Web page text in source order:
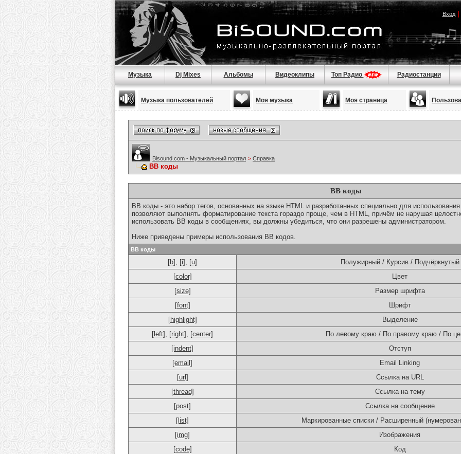
Вход|
Музыка Dj Mixes Альбомы Видеоклипы Топ Радио Радиостанции
Музыка пользователей Моя музыка Моя страница
Bisound.com - Музыкальный портал > Справка
BB коды
BB коды
BB коды - это набор тегов, основанных на языке HTML и разработанных специально для
позволяют выполнять форматирование текста гораздо проще, чем в HTML, причём не нарушая
использовать BB коды в сообщениях, вы должны убедиться, что они разрешены администратором.
Ниже приведены примеры использования BB кодов.
BB коды
[b] , [i] , [u]
Полужирный / Курсив / Подчёркнутый
[color]
Цвет
[size]
Размер шрифта
[font]
Шрифт
[highlight]
Выделение
[left] , [right] , [center]
По левому краю / По правому краю / По
[indent]
Отступ
[email]
Email Linking
[url]
Ссылка на URL
[thread]
Ссылка на тему
[post]
Ссылка на сообщение
[list]
Маркированные списки / Расширенный
[img]
Изображения
[code]
Код